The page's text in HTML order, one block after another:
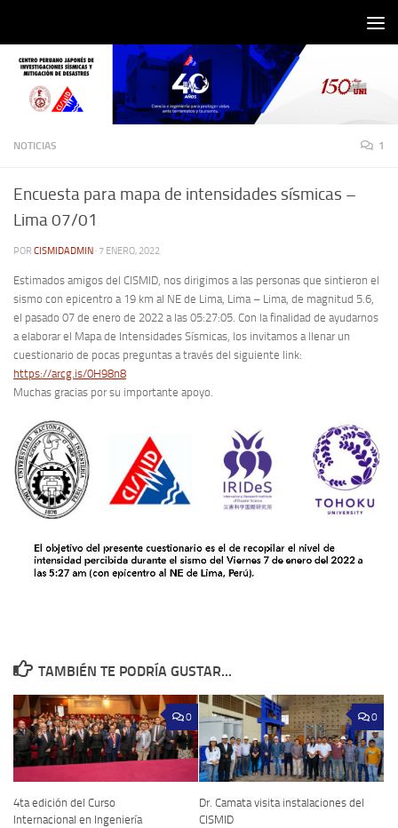
NOTICIAS 1
Encuesta para mapa de intensidades sísmicas –
Lima 07/01
POR CISMIDADMIN · 7 ENERO, 2022
Estimados amigos del CISMID, nos dirigimos a las personas que sintieron el
sismo con epicentro a 19 km al NE de Lima, Lima – Lima, de magnitud 5.6,
el pasado 07 de enero de 2022 a las 05:27:05. Con la finalidad de ayudarnos
a elaborar el Mapa de Intensidades Sísmicas, los invitamos a llenar un
cuestionario de pocas preguntas a través del siguiente link:
https://arcg.is/0H98n8
Muchas gracias por su importante apoyo.
TAMBIÉN TE PODRÍA GUSTAR...
0
4ta edición del Curso
Internacional en Ingeniería
0
Dr. Camata visita instalaciones del
CISMID